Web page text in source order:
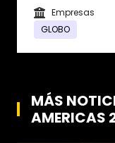
Empresas
GLOBO
MÁS
AMERICAS